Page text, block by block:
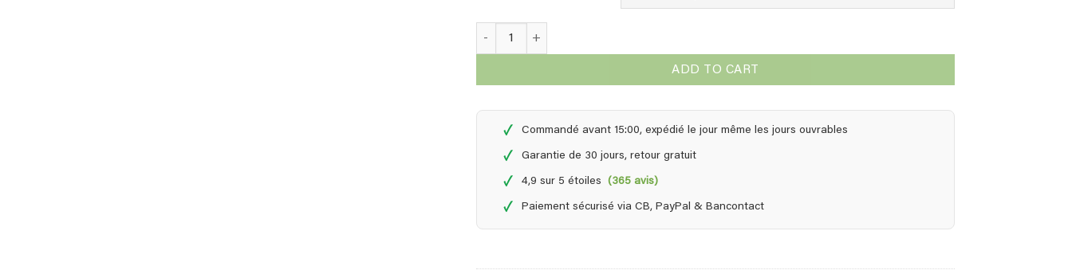
ADD TO CART
✓ Commandé avant 15:00, expédié le jour même les jours ouvrables
✓ Garantie de 30 jours, retour gratuit
✓ 4,9 sur 5 étoiles(365 avis)
✓ Paiement sécurisé via CB, PayPal & Bancontact